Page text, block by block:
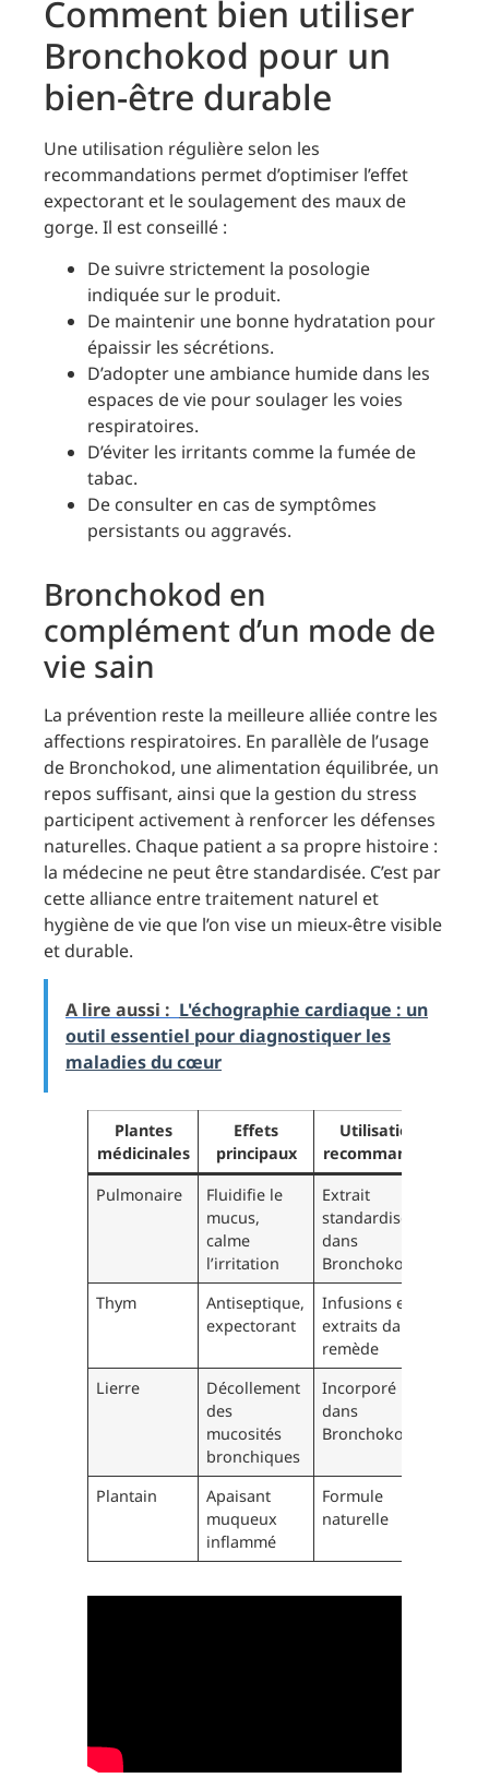
Comment bien utiliser
Bronchokod pour un
bien-être durable
Une utilisation régulière selon les
recommandations permet d’optimiser l’effet
expectorant et le soulagement des maux de
gorge. Il est conseillé :
De suivre strictement la posologie
indiquée sur le produit.
De maintenir une bonne hydratation pour
épaissir les sécrétions.
D’adopter une ambiance humide dans les
espaces de vie pour soulager les voies
respiratoires.
D’éviter les irritants comme la fumée de
tabac.
De consulter en cas de symptômes
persistants ou aggravés.
Bronchokod en
complément d’un mode de
vie sain
La prévention reste la meilleure alliée contre les
affections respiratoires. En parallèle de l’usage
de Bronchokod, une alimentation équilibrée, un
repos suffisant, ainsi que la gestion du stress
participent activement à renforcer les défenses
naturelles. Chaque patient a sa propre histoire :
la médecine ne peut être standardisée. C’est par
cette alliance entre traitement naturel et
hygiène de vie que l’on vise un mieux-être visible
et durable.
A lire aussi : L'échographie cardiaque : un
outil essentiel pour diagnostiquer les
maladies du cœur
Plantes
médicinales
Effets
principaux
Utilisation
recommandée
Pulmonaire
Fluidifie le
mucus,
calme
l’irritation
Extrait
standardisé
dans
Bronchokod
Thym
Antiseptique,
expectorant
Infusions et
extraits dans
remède
Lierre
Décollement
des
mucosités
bronchiques
Incorporé
dans
Bronchokod
Plantain
Apaisant
muqueux
inflammé
Formule
naturelle